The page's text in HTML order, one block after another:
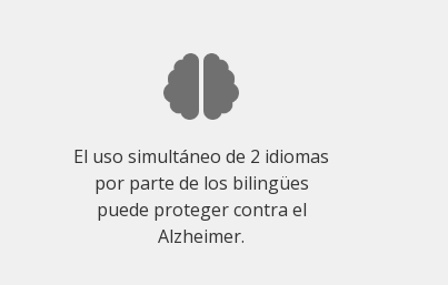
El uso simultáneo de 2 idiomas
por parte de los bilingües
puede proteger contra el
Alzheimer.